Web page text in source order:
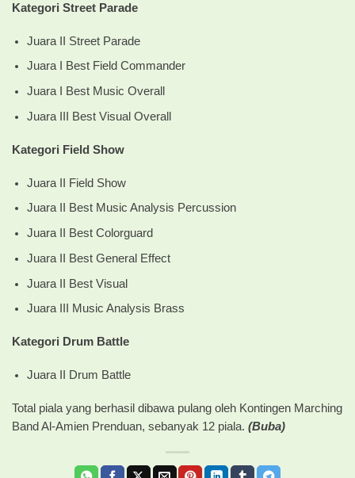
Kategori Street Parade
Juara II Street Parade
Juara I Best Field Commander
Juara I Best Music Overall
Juara III Best Visual Overall
Kategori Field Show
Juara II Field Show
Juara II Best Music Analysis Percussion
Juara II Best Colorguard
Juara II Best General Effect
Juara II Best Visual
Juara III Music Analysis Brass
Kategori Drum Battle
Juara II Drum Battle
Total piala yang berhasil dibawa pulang oleh Kontingen Marching
Band Al-Amien Prenduan, sebanyak 12 piala. (Buba)